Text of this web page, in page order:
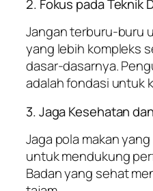
2. Fokus pada Teknik
Jangan terburu-buru
yang lebih kompleks
dasar-dasarnya.
adalah fondasi untuk
3. Jaga Kesehatan
Jaga pola makan
untuk mendukung
Badan yang sehat